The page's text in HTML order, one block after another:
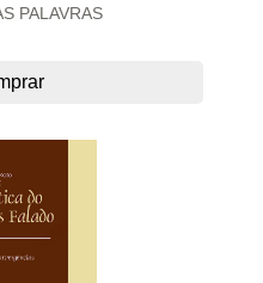
PALAVRAS